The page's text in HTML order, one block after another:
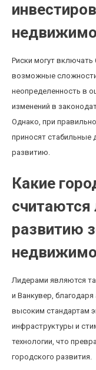
Риски могут
возможные сложности
неопределенность в
изменений в
Однако, при
приносят стабильные
развитию.
Какие
считаются
развитию
Лидерами являются
и Ванкувер,
высоким стандартам
инфраструктуры и
технологии, что
городского развития.